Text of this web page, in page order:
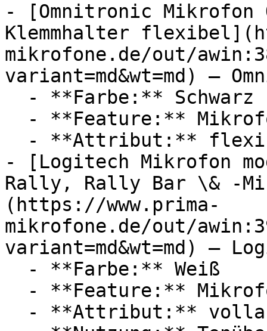
- [Omnitronic Mikrofon
Klemmhalter
mikrofone.de/out/
variant=md&wt=md) —
- [Logitech Mikrofon
Rally, Rally Bar \& -
(https://www.prima-
mikrofone.de/out/
variant=md&wt=md) —